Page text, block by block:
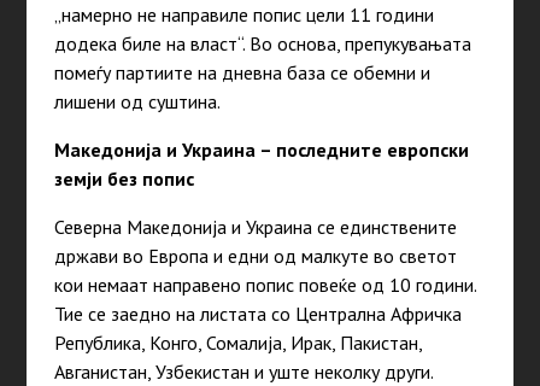
„намерно не направиле попис цели 11 години
додека биле на власт“. Во основа, препукувањата
помеѓу партиите на дневна база се обемни и
лишени од суштина.
Македонија и Украина – последните европски
земји без попис
Северна Македонија и Украина се единствените
држави во Европа и едни од малкуте во светот
кои немаат направено попис повеќе од 10 години.
Тие се заедно на листата со Централна Афричка
Република, Конго, Сомалија, Ирак, Пакистан,
Авганистан, Узбекистан и уште неколку други.